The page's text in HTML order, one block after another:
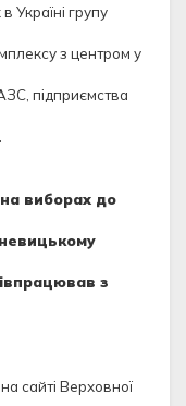
Україні групу
з центром у
підприємства
виборах до
з
сайті Верховної